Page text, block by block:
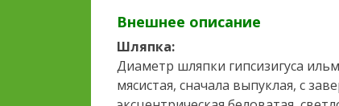
Внешнее описание
Шляпка:
Диаметр шляпки гипсизигуса
мясистая, сначала выпуклая, с